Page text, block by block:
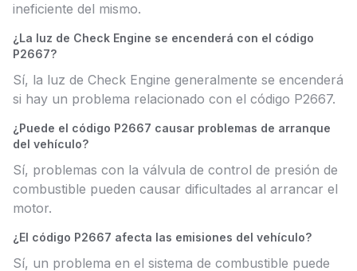
ineficiente del mismo.
¿La luz de Check Engine se encenderá con el código
P2667?
Sí, la luz de Check Engine generalmente se encenderá
si hay un problema relacionado con el código P2667.
¿Puede el código P2667 causar problemas de arranque
del vehículo?
Sí, problemas con la válvula de control de presión de
combustible pueden causar dificultades al arrancar el
motor.
¿El código P2667 afecta las emisiones del vehículo?
Sí, un problema en el sistema de combustible puede